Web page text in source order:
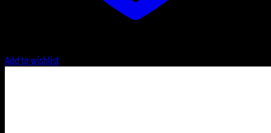
Add to wishlist